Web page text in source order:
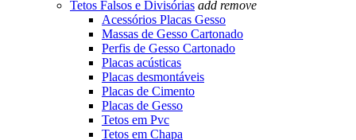
Tetos Falsos e Divisórias add remove
Acessórios Placas Gesso
Massas de Gesso Cartonado
Perfis de Gesso Cartonado
Placas acústicas
Placas desmontáveis
Placas de Cimento
Placas de Gesso
Tetos em Pvc
Tetos em Chapa